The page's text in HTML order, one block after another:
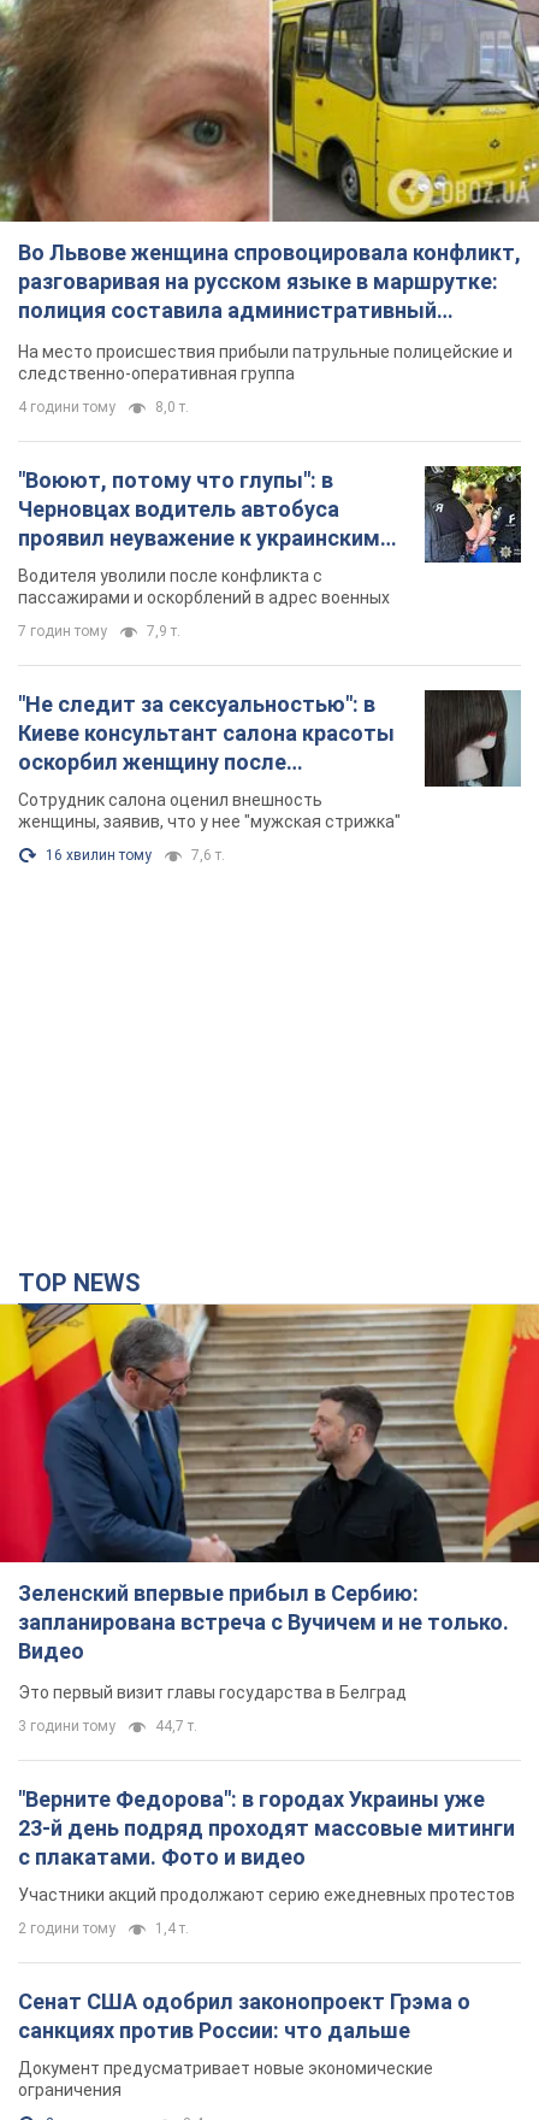
Во Львове женщина спровоцировала конфликт,
разговаривая на русском языке в маршрутке:
полиция составила административный
протокол. Видео
На место происшествия прибыли патрульные полицейские и
следственно-оперативная группа
4 години тому 8,0 т.
"Воюют, потому что глупы": в
Черновцах водитель автобуса
проявил неуважение к украинским
военным и поплатился за это.
Видео
Водителя уволили после конфликта с
пассажирами и оскорблений в адрес военных
7 годин тому 7,9 т.
"Не следит за сексуальностью": в
Киеве консультант салона красоты
оскорбил женщину после
химиотерапии, разгорелся скандал.
Фото
Сотрудник салона оценил внешность
женщины, заявив, что у нее "мужская стрижка"
16 хвилин тому 7,6 т.
TOP NEWS
Зеленский впервые прибыл в Сербию:
запланирована встреча с Вучичем и не только.
Видео
Это первый визит главы государства в Белград
3 години тому 44,7 т.
"Верните Федорова": в городах Украины уже
23-й день подряд проходят массовые митинги
с плакатами. Фото и видео
Участники акций продолжают серию ежедневных протестов
2 години тому 1,4 т.
Сенат США одобрил законопроект Грэма о
санкциях против России: что дальше
Документ предусматривает новые экономические
ограничения